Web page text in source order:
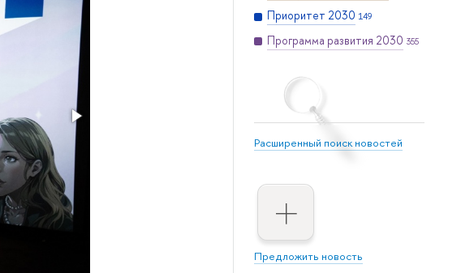
Приоритет 2030 149
Программа развития 2030 355
Расширенный поиск новостей
Предложить новость